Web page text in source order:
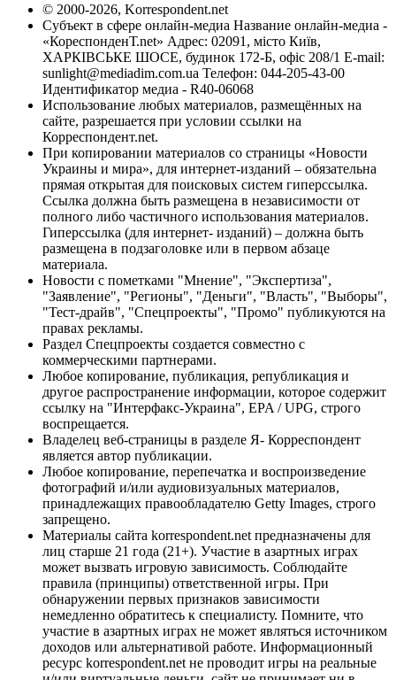
© 2000-2026, Korrespondent.net
Субъект в сфере онлайн-медиа Название онлайн-медиа -
«КореспонденТ.net» Адрес: 02091, місто Київ,
ХАРКІВСЬКЕ ШОСЕ, будинок 172-Б, офіс 208/1 E-mail:
sunlight@mediadim.com.ua Телефон: 044-205-43-00
Идентификатор медиа - R40-06068
Использование любых материалов, размещённых на
сайте, разрешается при условии ссылки на
Корреспондент.net.
При копировании материалов со страницы «Новости
Украины и мира», для интернет-изданий – обязательна
прямая открытая для поисковых систем гиперссылка.
Ссылка должна быть размещена в независимости от
полного либо частичного использования материалов.
Гиперссылка (для интернет- изданий) – должна быть
размещена в подзаголовке или в первом абзаце
материала.
Новости с пометками "Мнение", "Экспертиза",
"Заявление", "Регионы", "Деньги", "Власть", "Выборы",
"Тест-драйв", "Спецпроекты", "Промо" публикуются на
правах рекламы.
Раздел Спецпроекты создается совместно с
коммерческими партнерами.
Любое копирование, публикация, републикация и
другое распространение информации, которое содержит
ссылку на "Интерфакс-Украина", EPA / UPG, строго
воспрещается.
Владелец веб-страницы в разделе Я- Корреспондент
является автор публикации.
Любое копирование, перепечатка и воспроизведение
фотографий и/или аудиовизуальных материалов,
принадлежащих правообладателю Getty Images, строго
запрещено.
Материалы сайта korrespondent.net предназначены для
лиц старше 21 года (21+). Участие в азартных играх
может вызвать игровую зависимость. Соблюдайте
правила (принципы) ответственной игры. При
обнаружении первых признаков зависимости
немедленно обратитесь к специалисту. Помните, что
участие в азартных играх не может являться источником
доходов или альтернативой работе. Информационный
ресурс korrespondent.net не проводит игры на реальные